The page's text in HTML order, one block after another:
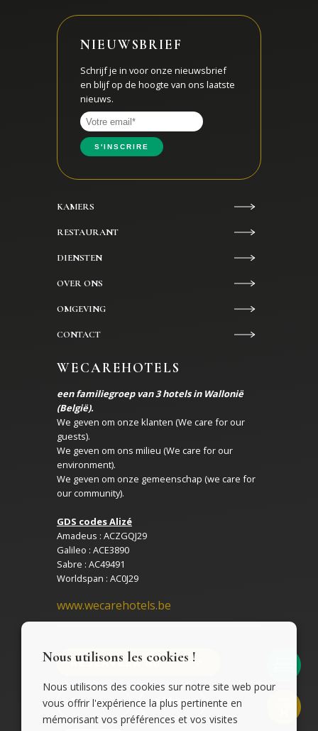
Nous utilisons les cookies !
Nous utilisons des cookies sur notre site web pour
vous offrir l'expérience la plus pertinente en
mémorisant vos préférences et vos visites
NIEUWSBRIEF
Schrijf je in voor onze nieuwsbrief
en blijf op de hoogte van ons laatste
nieuws.
KAMERS
RESTAURANT
DIENSTEN
OVER ONS
OMGEVING
CONTACT
WECAREHOTELS
een familiegroep van 3 hotels in Wallonië
(België).
We geven om onze klanten (We care for our
guests).
We geven om ons milieu (We care for our
environment).
We geven om onze gemeenschap (we care for
our community).
GDS codes Alizé
Amadeus : ACZGQJ29
Galileo : ACE3890
Sabre : AC49491
Worldspan : AC0J29
www.wecarehotels.be
RESERVEER NU